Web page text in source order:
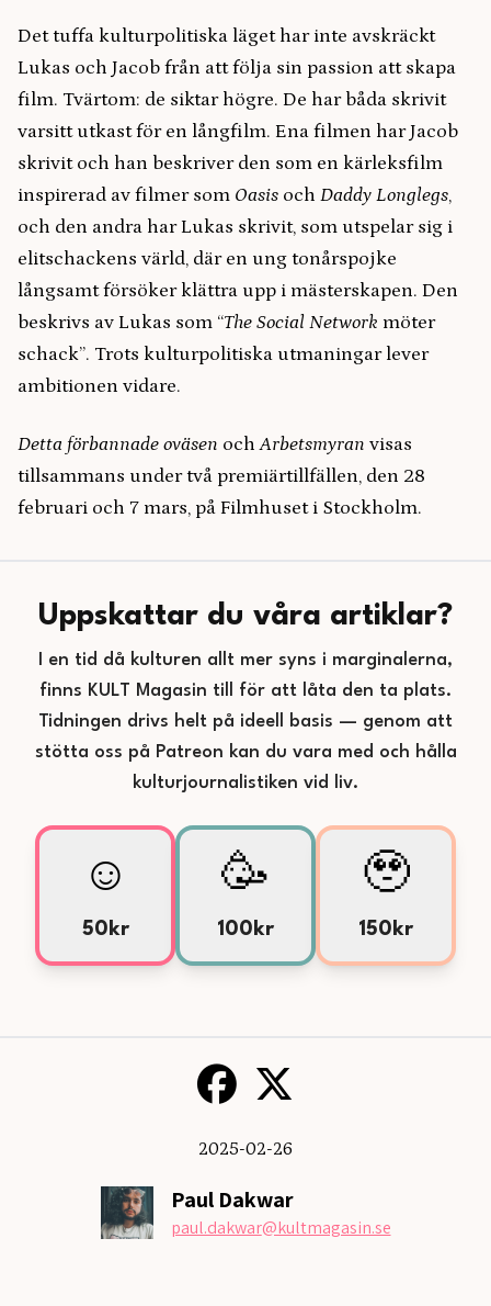
Det tuffa kulturpolitiska läget har inte avskräckt
Lukas och Jacob från att följa sin passion att skapa
film. Tvärtom: de siktar högre. De har båda skrivit
varsitt utkast för en långfilm. Ena filmen har Jacob
skrivit och han beskriver den som en kärleksfilm
inspirerad av filmer som Oasis och Daddy Longlegs,
och den andra har Lukas skrivit, som utspelar sig i
elitschackens värld, där en ung tonårspojke
långsamt försöker klättra upp i mästerskapen. Den
beskrivs av Lukas som “The Social Network möter
schack”. Trots kulturpolitiska utmaningar lever
ambitionen vidare.
Detta förbannade oväsen ochArbetsmyran visas
tillsammans under två premiärtillfällen, den 28
februari och 7 mars, på Filmhuset i Stockholm.
Uppskattar du våra artiklar?
I en tid då kulturen allt mer syns i marginalerna,
finns KULT Magasin till för att låta den ta plats.
Tidningen drivs helt på ideell basis — genom att
stötta oss på Patreon kan du vara med och hålla
kulturjournalistiken vid liv.
☺️
50kr
🥳
100kr
🥹
150kr
2025-02-26
Paul Dakwar
paul.dakwar@kultmagasin.se